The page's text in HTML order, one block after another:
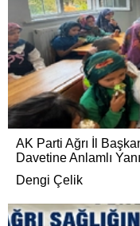
AK Parti Ağrı İl
Davetine Anlamlı
Dengi Çelik